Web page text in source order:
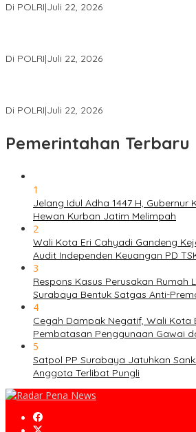
Di POLRI|Juli 22, 2026
Di POLRI|Juli 22, 2026
Di POLRI|Juli 22, 2026
Pemerintahan Terbaru
1
Jelang Idul Adha 1447 H, Gubernur
Hewan Kurban Jatim Melimpah
2
Wali Kota Eri Cahyadi Gandeng
Audit Independen Keuangan PD
3
Respons Kasus Perusakan Rumah
Surabaya Bentuk Satgas Anti-
4
Cegah Dampak Negatif, Wali Kota
Pembatasan Penggunaan Gawai
5
Satpol PP Surabaya Jatuhkan
Anggota Terlibat Pungli